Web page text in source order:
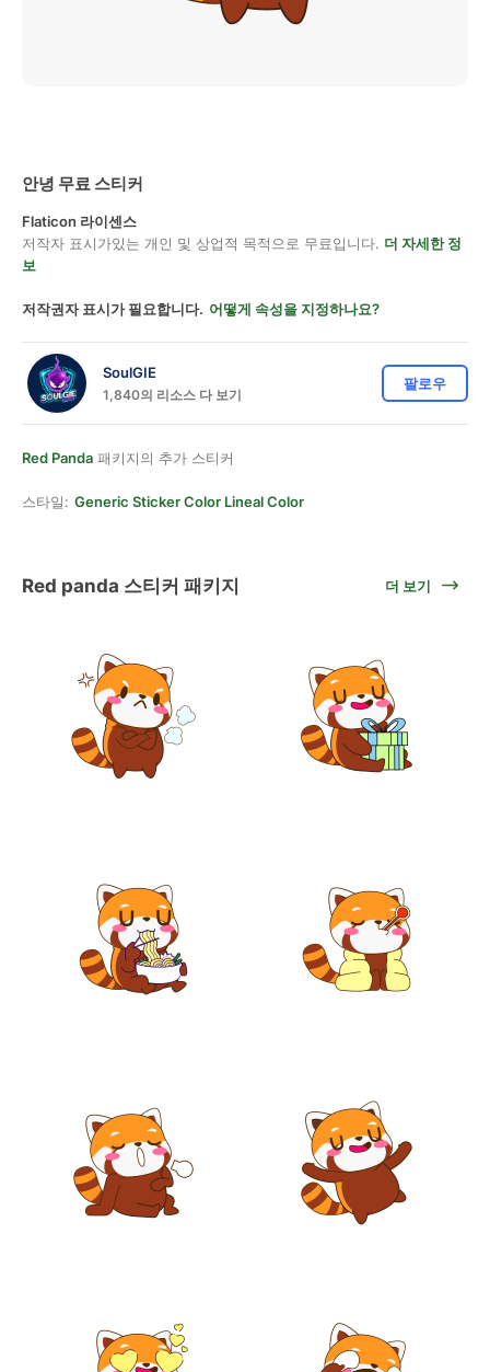
안녕 무료 스티커
Flaticon 라이센스
저작자 표시가있는 개인 및 상업적 목적으로 무료입니다. 더 자세한 정
보
저작권자 표시가 필요합니다. 어떻게 속성을 지정하나요?
SoulGIE
1,840의 리소스 다 보기
팔로우
Red Panda 패키지의 추가 스티커
스타일: Generic Sticker Color Lineal Color
Red panda 스티커 패키지 더 보기